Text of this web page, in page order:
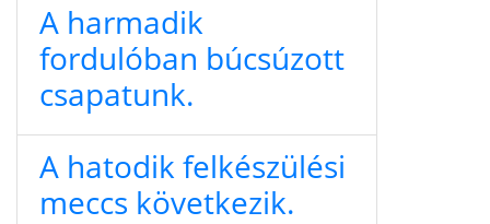
A harmadik
fordulóban búcsúzott
csapatunk.
A hatodik felkészülési
meccs következik.